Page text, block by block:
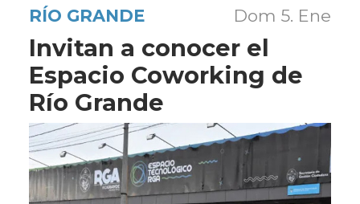
RÍO GRANDE Dom 5. Ene
Invitan a conocer el
Espacio Coworking de
Río Grande